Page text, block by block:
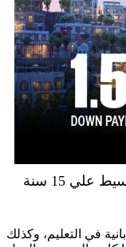
في التعليم، وكذلك